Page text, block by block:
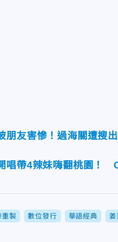
朋友害慘！過海關遭搜
唱帶4辣妹嗨翻桃園！
重製 數位發行 華語經典 姜